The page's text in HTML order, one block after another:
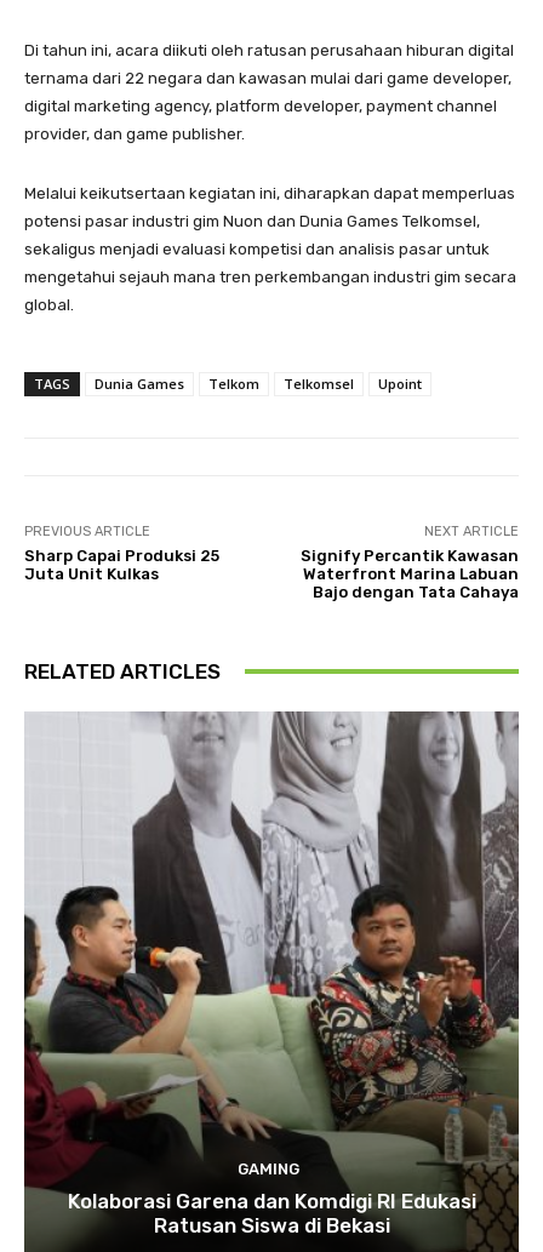
Di tahun ini, acara diikuti oleh ratusan perusahaan hiburan digital
ternama dari 22 negara dan kawasan mulai dari game developer,
digital marketing agency, platform developer, payment channel
provider, dan game publisher.
Melalui keikutsertaan kegiatan ini, diharapkan dapat memperluas
potensi pasar industri gim Nuon dan Dunia Games Telkomsel,
sekaligus menjadi evaluasi kompetisi dan analisis pasar untuk
mengetahui sejauh mana tren perkembangan industri gim secara
global.
TAGS Dunia Games Telkom Telkomsel Upoint
PREVIOUS ARTICLE
Sharp Capai Produksi 25
Juta Unit Kulkas
NEXT ARTICLE
Signify Percantik Kawasan
Waterfront Marina Labuan
Bajo dengan Tata Cahaya
RELATED ARTICLES
GAMING
Kolaborasi Garena dan Komdigi RI Edukasi
Ratusan Siswa di Bekasi